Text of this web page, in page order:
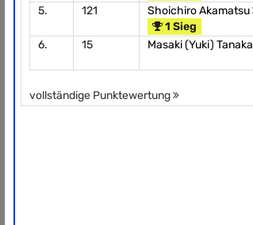
5.
121
Shoichiro Akamatsu
1 Sieg
6.
15 Masaki (Yuki) Tanaka
vollständige Punktewertung